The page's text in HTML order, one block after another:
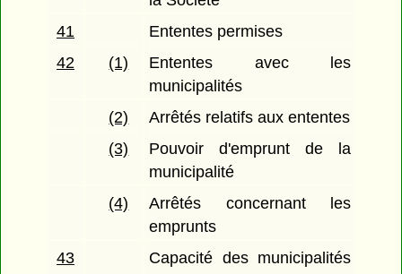
41
Ententes permises
42
(1)
Ententes avec les
municipalités
(2)
Arrêtés relatifs aux ententes
(3)
Pouvoir d'emprunt de la
municipalité
(4)
Arrêtés concernant les
emprunts
43
Capacité des municipalités